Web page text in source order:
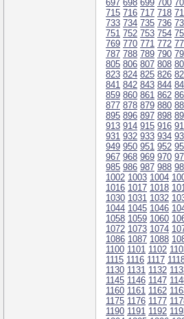
697 698 699 700
715 716 717 718
733 734 735 736
751 752 753 754
769 770 771 772
787 788 789 790
805 806 807 808
823 824 825 826
841 842 843 844
859 860 861 862
877 878 879 880
895 896 897 898
913 914 915 916
931 932 933 934
949 950 951 952
967 968 969 970
985 986 987 988
1002 1003 1004
1016 1017 1018
1030 1031 1032
1044 1045 1046
1058 1059 1060
1072 1073 1074
1086 1087 1088
1100 1101 1102
1115 1116 1117
1130 1131 1132
1145 1146 1147
1160 1161 1162
1175 1176 1177
1190 1191 1192